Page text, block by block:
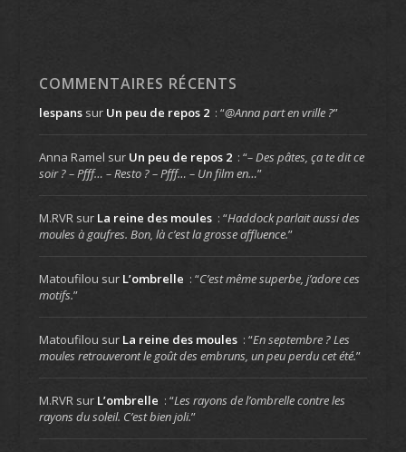
COMMENTAIRES RÉCENTS
lespanssur Un peu de repos 2 : “@Anna part en vrille ?”
Anna Ramel sur Un peu de repos 2 : “– Des pâtes, ça te dit ce
soir ? – Pfff… – Resto ? – Pfff… – Un film en…”
M.RVRsur La reine des moules : “Haddock parlait aussi des
moules à gaufres. Bon, là c’est la grosse affluence.”
Matoufilou sur L’ombrelle : “C’est même superbe, j’adore ces
motifs.”
Matoufilou sur La reine des moules : “En septembre ? Les
moules retrouveront le goût des embruns, un peu perdu cet été.”
M.RVRsur L’ombrelle : “Les rayons de l’ombrelle contre les
rayons du soleil. C’est bien joli.”